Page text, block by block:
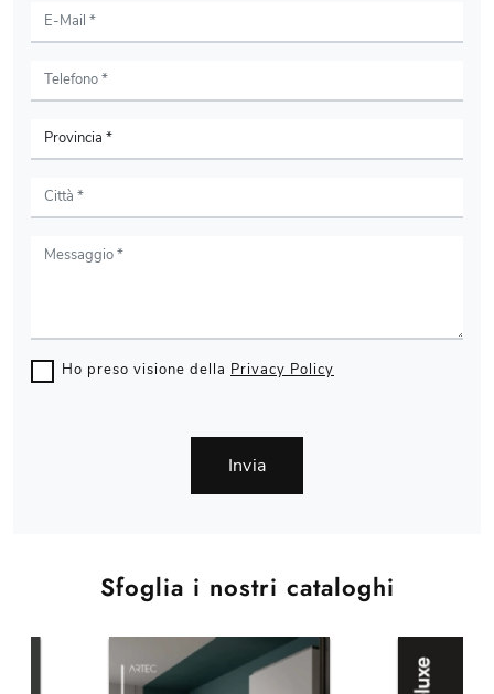
Sfoglia i nostri cataloghi
Ho preso visione della Privacy Policy
Invia